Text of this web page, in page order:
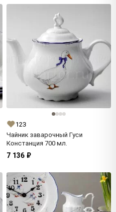
123
Чайник заварочный Гуси
Констанция 700 мл.
7 136 ₽